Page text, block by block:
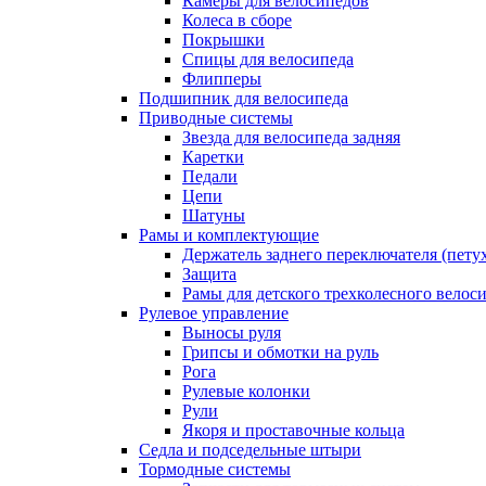
Колеса в сборе
Покрышки
Спицы для велосипеда
Флипперы
Подшипник для велосипеда
Приводные системы
Звезда для велосипеда задняя
Каретки
Педали
Цепи
Шатуны
Рамы и комплектующие
Держатель заднего переключателя
Защита
Рамы для детского трехколесного
Рулевое управление
Выносы руля
Грипсы и обмотки на руль
Рога
Рулевые колонки
Рули
Якоря и проставочные кольца
Седла и подседельные штыри
Тормодные системы